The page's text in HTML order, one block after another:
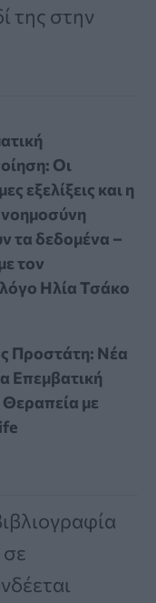
της στην
Οι
εξελίξεις και η
τα δεδομένα –
τον
Ηλία Τσάκο
Προστάτη: Νέα
Επεμβατική
Θεραπεία με
σε